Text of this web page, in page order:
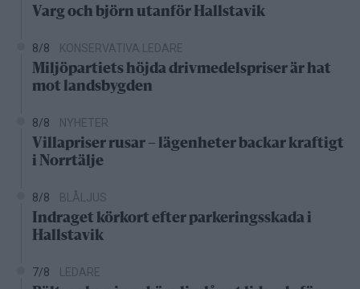
Varg och björn utanför Hallstavik
8/8 KONSERVATIVA LEDARE
Miljöpartiets höjda drivmedelspriser är hat
mot landsbygden
8/8 NYHETER
Villapriser rusar – lägenheter backar kraftigt
i Norrtälje
8/8 BLÅLJUS
Indraget körkort efter parkeringsskada i
Hallstavik
7/8 LEDARE